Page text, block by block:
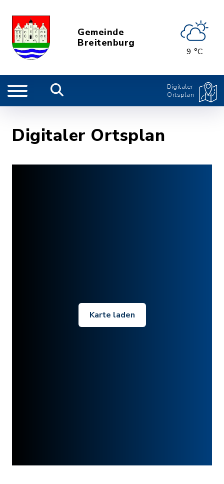
Gemeinde
Breitenburg
9 °C
Digitaler
Ortsplan
Digitaler Ortsplan
Karte laden